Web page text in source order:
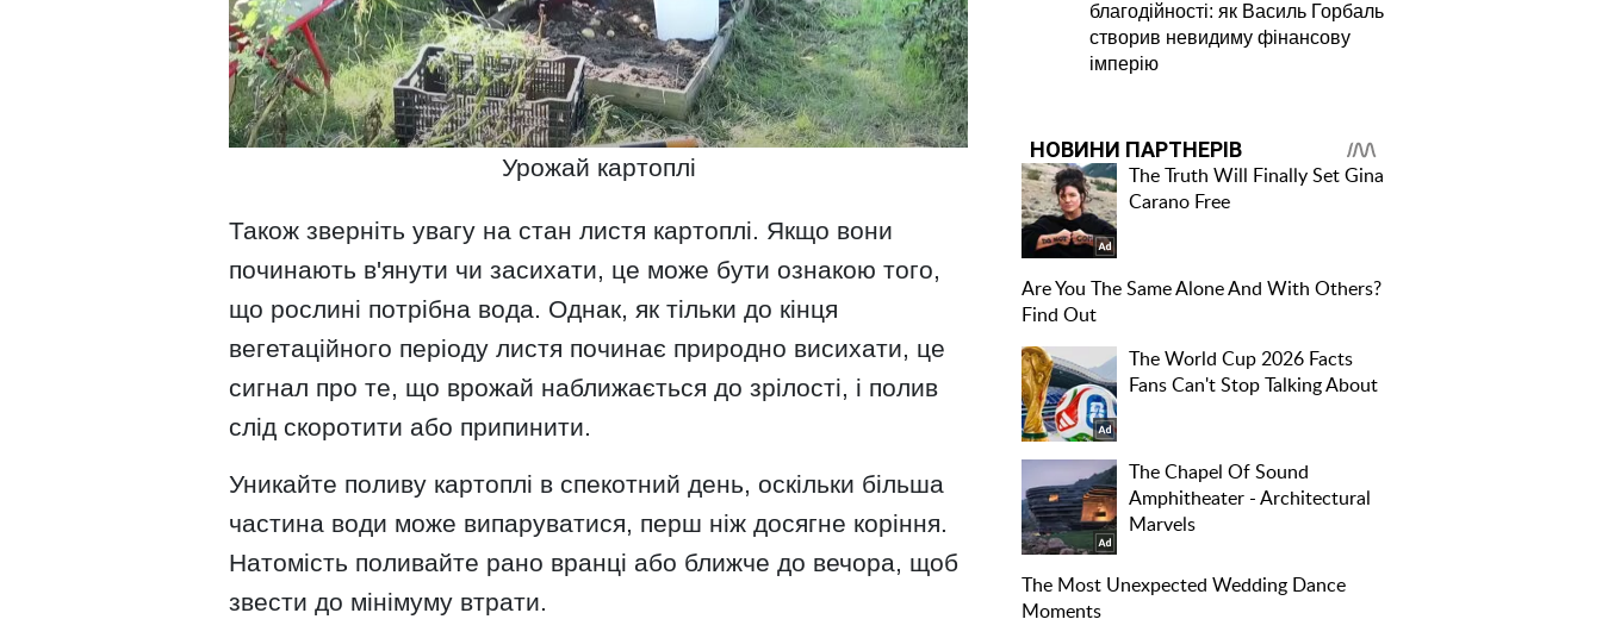
Урожай картоплі
Також зверніть увагу на стан листя картоплі. Якщо вони
починають в'янути чи засихати, це може бути ознакою того,
що рослині потрібна вода. Однак, як тільки до кінця
вегетаційного періоду листя починає природно висихати, це
сигнал про те, що врожай наближається до зрілості, і полив
слід скоротити або припинити.
Уникайте поливу картоплі в спекотний день, оскільки більша
частина води може випаруватися, перш ніж досягне коріння.
Натомість поливайте рано вранці або ближче до вечора, щоб
звести до мінімуму втрати.
благодійності: як Василь Горбаль
створив невидиму фінансову
імперію